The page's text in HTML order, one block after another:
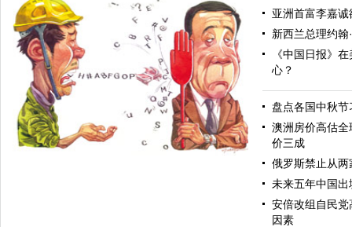
如何下手
亚洲首富李嘉
新西兰总理约翰
《中国日报》
心？
盘点各国中秋节
澳洲房价高估
价三成
俄罗斯禁止从
未来五年中国
安倍改组自民
因素